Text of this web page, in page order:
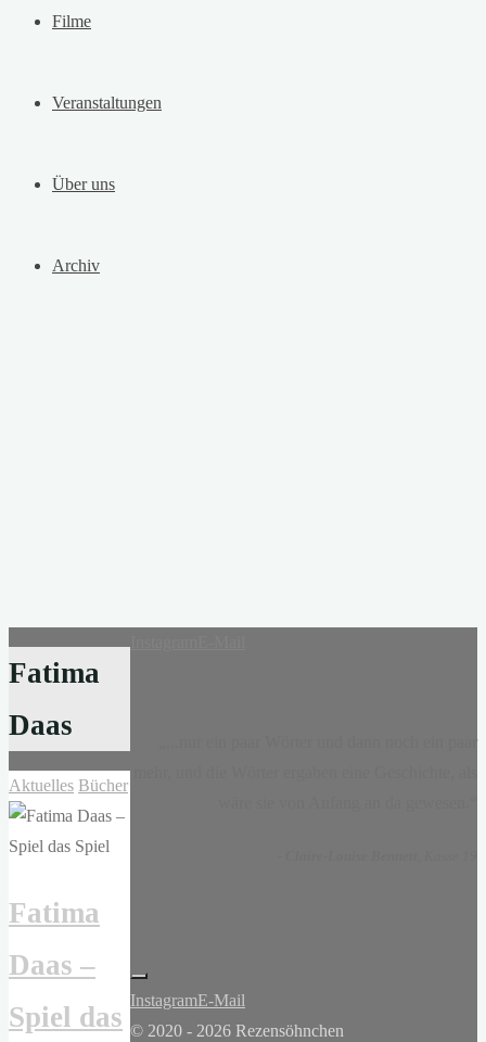
Filme
Veranstaltungen
Über uns
Archiv
Fatima
Daas
Aktuelles Bücher
Fatima
Daas –
Spiel das
InstagramE-Mail
© 2020 - 2026 Rezensöhnchen